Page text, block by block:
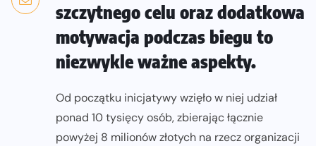
szczytnego celu oraz dodatkowa
motywacja podczas biegu to
niezwykle ważne aspekty.
Od początku inicjatywy wzięło w niej udział
ponad 10 tysięcy osób, zbierając łącznie
powyżej 8 milionów złotych na rzecz organizacji